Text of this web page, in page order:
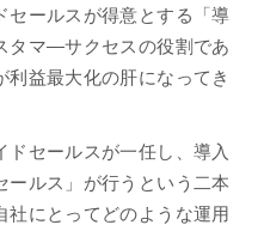
セールスが得意とする「導
タマ―サクセスの役割であ
利益最大化の肝になってき
セールスが一任し、導入
ールス」が行うという二本
にとってどのような運用